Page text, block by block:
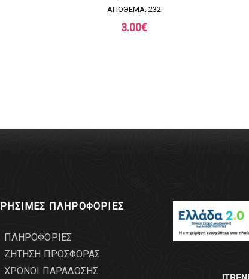
ΑΠΟΘΕΜΑ: 232
3.00€
ΠΛΗΡΟΦΟΡΙΕΣ
ΠΛΗΡΟΦΟΡΙΕΣ
ΖΗΤΗΣΗ ΠΡΟΣΦΟΡΑΣ
ΧΡΟΝΟΙ ΠΑΡΑΔΟΣΗΣ